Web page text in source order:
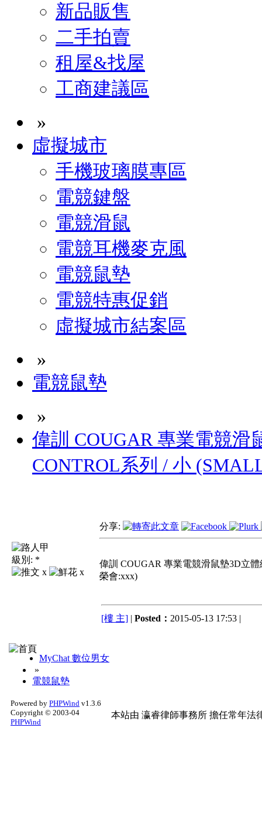
新品販售
二手拍賣
租屋&找屋
工商建議區
»
虛擬城市
手機玻璃膜專區
電競鍵盤
電競滑鼠
電競耳機麥克風
電競鼠墊
電競特惠促銷
虛擬城市結案區
»
電競鼠墊
»
偉訓 COUGAR 專業電競滑
CONTROL系列 / 小
級別: *
x
x
分享:
偉訓 COUGAR 專業電競滑鼠墊3D立
榮會:xxx)
[樓 主] | Posted： 2015-05-13 17:53 |
MyChat 數位男女
»
電競鼠墊
Powered by PHPWind v1.3.6
Copyright © 2003-04
PHPWind
本站由 瀛睿律師事務所 擔任常年法